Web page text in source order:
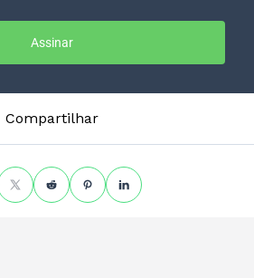
Assinar
Compartilhar